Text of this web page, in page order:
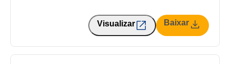
Visualizar Baixar